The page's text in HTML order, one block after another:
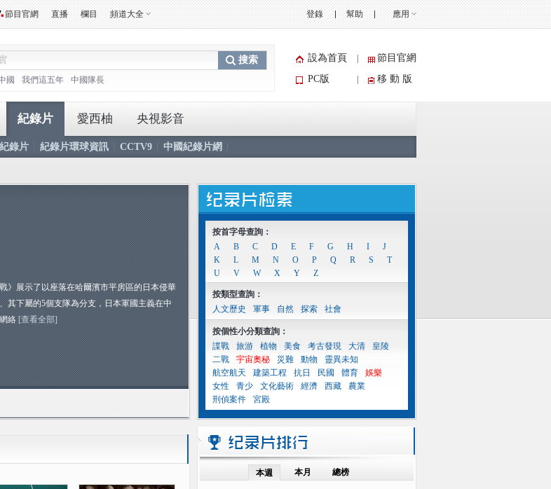
節目官網 直播 欄目 頻道大全 幫助 應用
登錄
搜索
國 我們這五年 中國隊長
設為首頁
節目官網
PC版
移 動 版
紀錄片
錄片 紀錄片環球資訊 CCTV9 中國紀錄片網
愛西柚 央視影音
》展示了以座落在哈爾濱市平房區的日本侵華
其下屬的5個支隊為分支，日本軍國主義在中
絡 [查看全部]
按首字母查詢：
A
B C D E F G H I
J
K
L M N O P Q R S
T
U
V W X Y Z
按類型查詢：
人文歷史
軍事 自然 探索 社會
按個性小分類查詢：
諜戰
旅游 植物 美食 考古發現 大清
皇陵
二戰
宇宙奧秘 災難 動物
靈異未知
航空航天
建築工程 抗日 民國 體育
娛樂
女性
青少 文化藝術 經濟 西藏
農業
刑偵案件
宮殿
本週 本月 總榜